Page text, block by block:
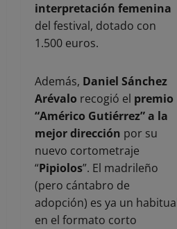
interpretación femenina
del festival, dotado con
1.500 euros.
Además, Daniel Sánchez
Arévalo recogió el premio
“Américo Gutiérrez” a la
mejor dirección por su
nuevo cortometraje
“Pipiolos”. El madrileño
(pero cántabro de
adopción) es ya un
en el formato corto